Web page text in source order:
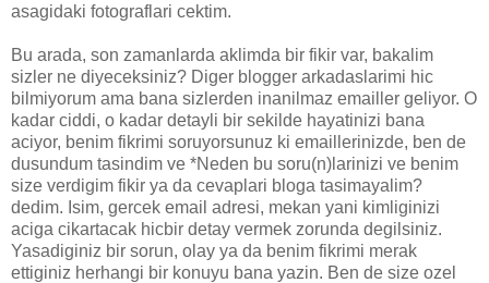
asagidaki fotograflari cektim.
Bu arada, son zamanlarda aklimda bir fikir var, bakalim
sizler ne diyeceksiniz? Diger blogger arkadaslarimi hic
bilmiyorum ama bana sizlerden inanilmaz emailler geliyor. O
kadar ciddi, o kadar detayli bir sekilde hayatinizi bana
aciyor, benim fikrimi soruyorsunuz ki emaillerinizde, ben de
dusundum tasindim ve *Neden bu soru(n)larinizi ve benim
size verdigim fikir ya da cevaplari bloga tasimayalim?
dedim. Isim, gercek email adresi, mekan yani kimliginizi
aciga cikartacak hicbir detay vermek zorunda degilsiniz.
Yasadiginiz bir sorun, olay ya da benim fikrimi merak
ettiginiz herhangi bir konuyu bana yazin. Ben de size ozel